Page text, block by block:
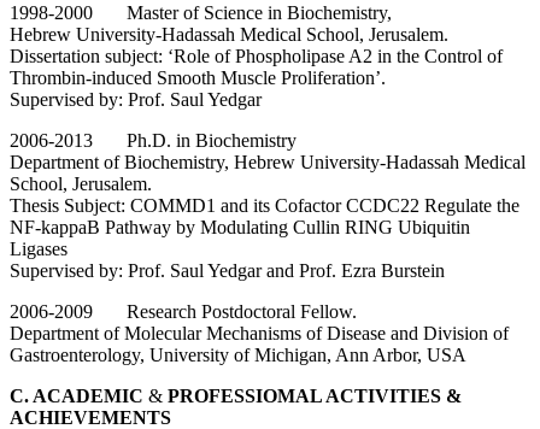
1998-2000 Master of Science in Biochemistry,
Hebrew University-Hadassah Medical School, Jerusalem.
Dissertation subject: ‘Role of Phospholipase A2 in the Control of
Thrombin-induced Smooth Muscle Proliferation’.
Supervised by: Prof. Saul Yedgar
2006-2013 Ph.D. in Biochemistry
Department of Biochemistry, Hebrew University-Hadassah Medical
School, Jerusalem.
Thesis Subject: COMMD1 and its Cofactor CCDC22 Regulate the
NF-kappaB Pathway by Modulating Cullin RING Ubiquitin
Ligases
Supervised by: Prof. Saul Yedgar and Prof. Ezra Burstein
2006-2009 Research Postdoctoral Fellow.
Department of Molecular Mechanisms of Disease and Division of
Gastroenterology, University of Michigan, Ann Arbor, USA
C. ACADEMIC & PROFESSIOMAL ACTIVITIES &
ACHIEVEMENTS